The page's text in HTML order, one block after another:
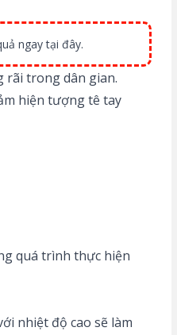
ngay tại đây.
rãi trong dân gian.
hiện tượng tê tay
quá trình thực hiện
nhiệt độ cao sẽ làm